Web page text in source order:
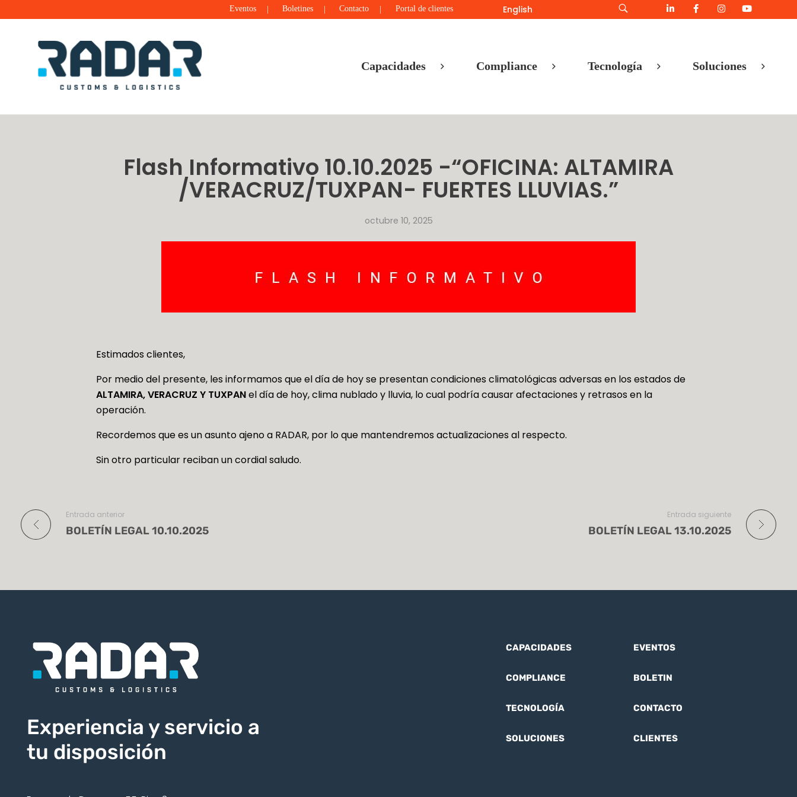
Eventos Boletines Contacto Portal de clientes English
Capacidades Compliance Tecnología Soluciones
Flash Informativo 10.10.2025 -“OFICINA: ALTAMIRA
/VERACRUZ/TUXPAN- FUERTES LLUVIAS.”
octubre 10, 2025
Estimados clientes,
Por medio del presente, les informamos que el día de hoy se presentan condiciones climatológicas adversas en los estados de
ALTAMIRA, VERACRUZ Y TUXPANel día de hoy, clima nublado y lluvia, lo cual podría causar afectaciones y retrasos en la
operación.
Recordemos que es un asunto ajeno a RADAR, por lo que mantendremos actualizaciones al respecto.
Sin otro particular reciban un cordial saludo.
Entrada anterior
BOLETÍN LEGAL 10.10.2025
Entrada siguiente
BOLETÍN LEGAL 13.10.2025
Experiencia y servicio a
tu disposición
CAPACIDADES
COMPLIANCE
TECNOLOGÍA
SOLUCIONES
EVENTOS
BOLETIN
CONTACTO
CLIENTES